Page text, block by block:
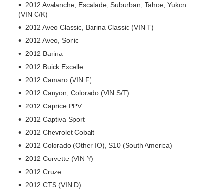
2012 Avalanche, Escalade, Suburban, Tahoe, Yukon
(VIN C/K)
2012 Aveo Classic, Barina Classic (VIN T)
2012 Aveo, Sonic
2012 Barina
2012 Buick Excelle
2012 Camaro (VIN F)
2012 Canyon, Colorado (VIN S/T)
2012 Caprice PPV
2012 Captiva Sport
2012 Chevrolet Cobalt
2012 Colorado (Other IO), S10 (South America)
2012 Corvette (VIN Y)
2012 Cruze
2012 CTS (VIN D)